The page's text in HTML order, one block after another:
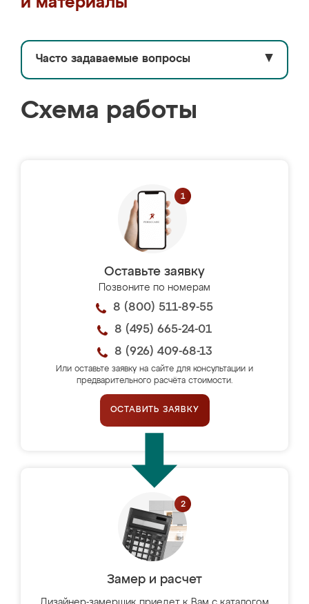
Часто задаваемые вопросы ▼
Схема работы
Оставьте заявку
Позвоните по номерам
8 (800) 511-89-55
8 (495) 665-24-01
8 (926) 409-68-13
Или оставьте заявку на сайте для консультации и
предварительного расчёта стоимости.
ОСТАВИТЬ ЗАЯВКУ
Замер и расчет